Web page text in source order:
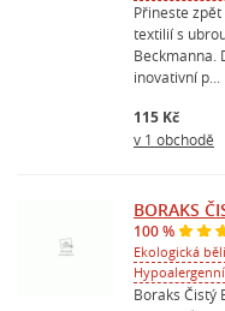
Přineste
textilií s
Beckmanna.
inovativní p...
115 Kč
v 1 obchodě
BORAKS
100 %
Ekologická
Boraks Čistý